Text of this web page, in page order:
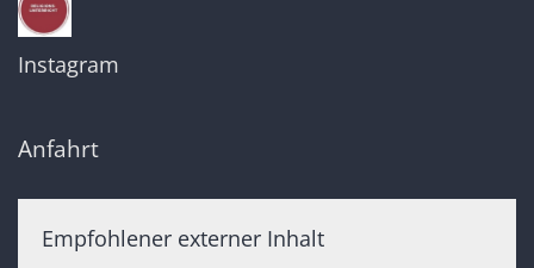
Instagram
Anfahrt
Empfohlener externer Inhalt